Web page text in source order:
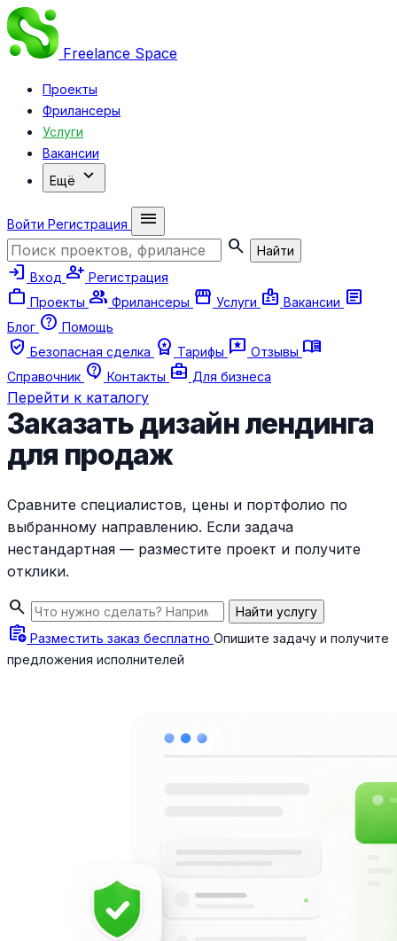
Freelance Space
Проекты
Фрилансеры
Услуги
Вакансии
Ещё expand_more
Войти Регистрация
menu
search
Найти
login Вход person_add Регистрация
work Проекты group Фрилансеры storefront Услуги badge Вакансии article
Блог help Помощь
verified_user Безопасная сделка workspace_premium Тарифы reviews Отзывы menu_book
Справочник contact_support Контакты business_center Для бизнеса
Перейти к каталогу
Заказать дизайн лендинга
для продаж
Сравните специалистов, цены и портфолио по
выбранному направлению. Если задача
нестандартная — разместите проект и получите
отклики.
search Найти услугу
assignment_add Разместить заказ бесплатно Опишите задачу и получите
предложения исполнителей